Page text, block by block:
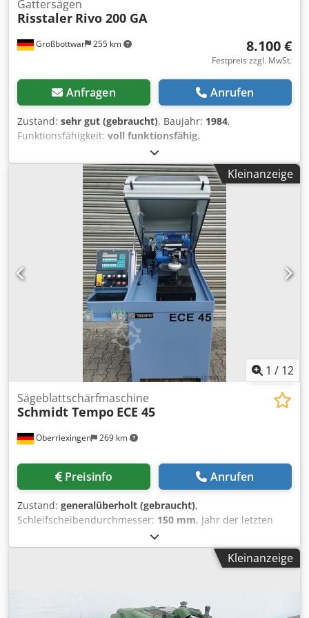
Großbottwar 255 km
Gattersägen
Risstaler Rivo 200 GA
8.100 €
Festpreis zzgl. MwSt.
Anfragen Anrufen
Zustand: sehr gut (gebraucht), Baujahr: 1984,
Funktionsfähigkeit: voll funktionsfähig,
Maschinen-/Fahrzeugnummer:
mm, Gesamtlänge:700 mm, Gesamthöhe:1.700 mm, Art
des Eingangsstroms:Drehstrom, Gattersägeband
Schleifautomat Risstaler riv Rivo 200 GA Baujahr 1984
Verschiedene Zahnformen auswählbar Betriebsanleitung
vorhanden Djdowd N Daepfx Adxjwa Vorschub 30 oder 60
Zähne pro min
Kleinanzeige
1 / 12
Oberriexingen 269 km
Sägeblattschärfmaschine
Schmidt Tempo ECE 45
Preisinfo Anrufen
Zustand: generalüberholt (gebraucht),
Schleifscheibendurchmesser: 150 mm, Jahr der letzten
, Scheibendurchmesser:
Leistung des Schleifspindelmotors:2.200 W,
, Maschine wurde komplett
neuwertiger Zustand. Verkauf erfolgt inclusiver
Funktionsgarantie. Hauptmerkmale: -Zum Nachschärfen
Kleinanzeige